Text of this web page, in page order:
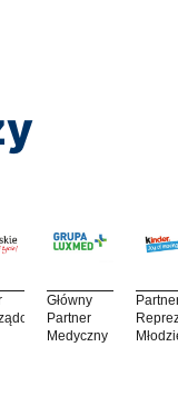
Główny
Partner
Medyczny